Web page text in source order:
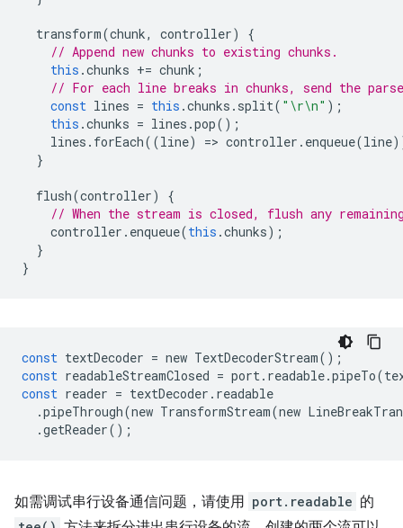
transform(chunk, controller)
{
// Append new chunks to existing chunks.
this .chunks += chunk ;
// For each line breaks in chunks, send the
const lines = this .chunks . split( "\r\n" );
this .chunks = lines .pop();
lines . forEach((line) => controller . enqueue(line
}
flush(controller)
{
// When the stream is closed, flush any
controller . enqueue(this .chunks);
}
}
const textDecoder = new TextDecoderStream();
const readableStreamClosed = port. readable.pipeTo(
const reader = textDecoder . readable
.pipeThrough(new TransformStream(new
.getReader();
如需调试串行设备通信问题，请使用 port.readable 的